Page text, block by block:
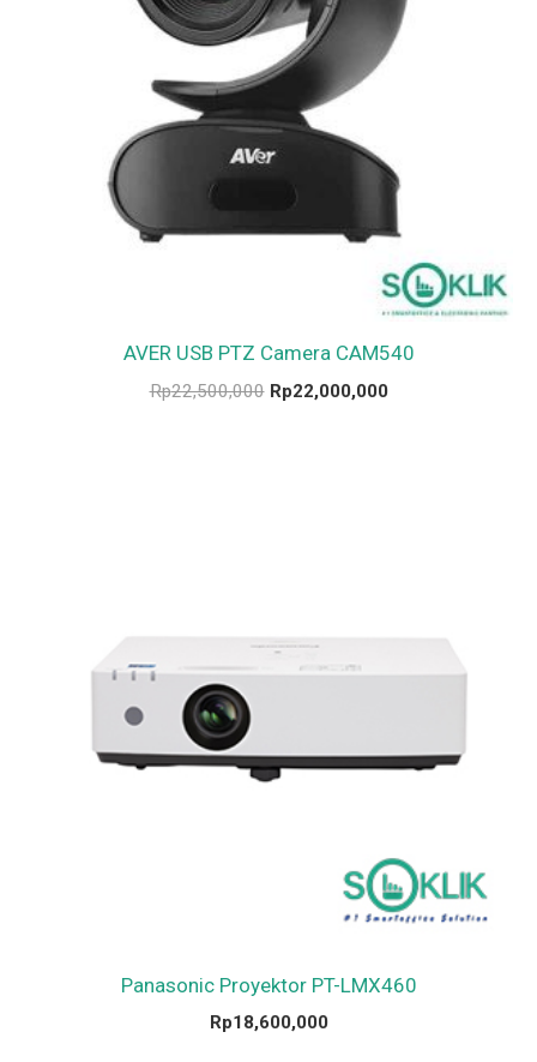
AVER USB PTZ Camera CAM540
Rp22,500,000 Rp22,000,000
Panasonic Proyektor PT-LMX460
Rp18,600,000